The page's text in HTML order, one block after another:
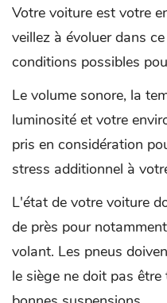
Votre voiture est votre
veillez à évoluer dans
conditions possibles
Le volume sonore, la
luminosité et votre
pris en considération
stress additionnel à
L'état de votre voiture
de près pour
volant. Les pneus
le siège ne doit pas